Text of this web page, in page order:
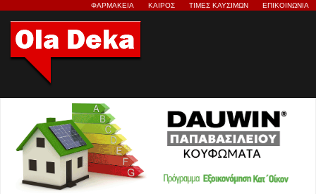
ΦΑΡΜΑΚΕΙΑ ΚΑΙΡΟΣ ΤΙΜΕΣ ΚΑΥΣΙΜΩΝ ΕΠΙΚΟΙΝΩΝΙΑ